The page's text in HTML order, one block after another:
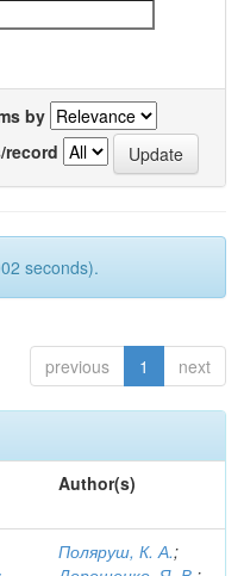
by
seconds).
previous 1 next
Author(s)
Поляруш, К. А.;